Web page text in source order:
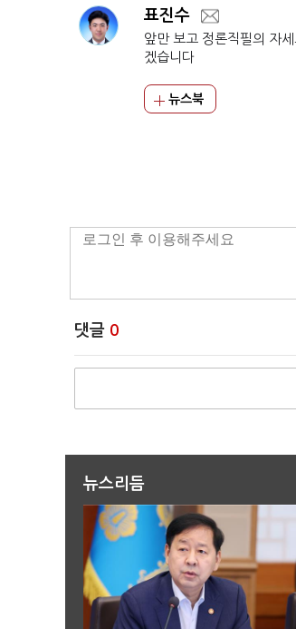
표진수
앞만 보고 정론직필의 자
겠습니다
뉴스북
댓글 0
뉴스리듬